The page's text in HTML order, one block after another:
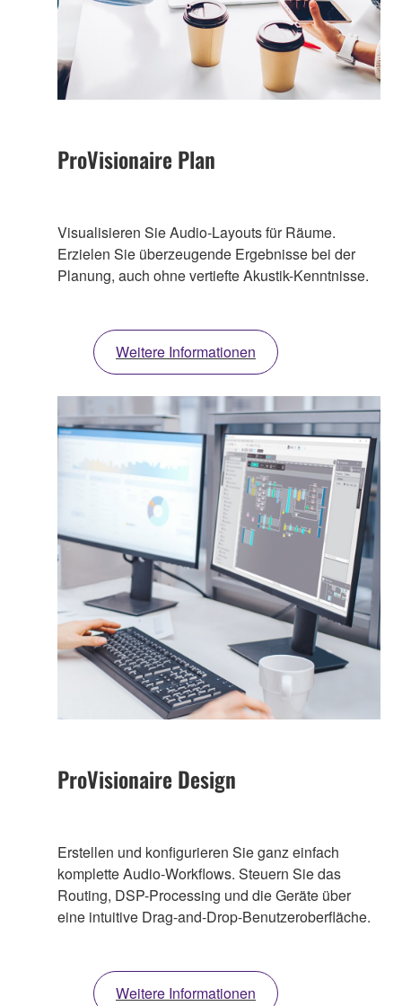
ProVisionaire Plan
Visualisieren Sie Audio-Layouts für Räume.
Erzielen Sie überzeugende Ergebnisse bei der
Planung, auch ohne vertiefte Akustik-Kenntnisse.
Weitere Informationen
ProVisionaire Design
Erstellen und konfigurieren Sie ganz einfach
komplette Audio-Workflows. Steuern Sie das
Routing, DSP-Processing und die Geräte über
eine intuitive Drag-and-Drop-Benutzeroberfläche.
Weitere Informationen